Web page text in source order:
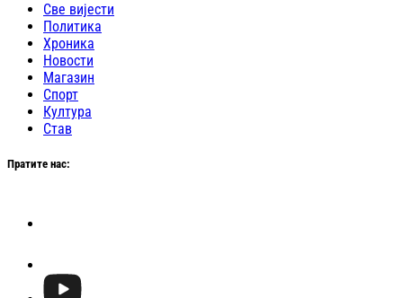
Све вијести
Политика
Хроника
Новости
Магазин
Спорт
Култура
Став
Пратите нас: